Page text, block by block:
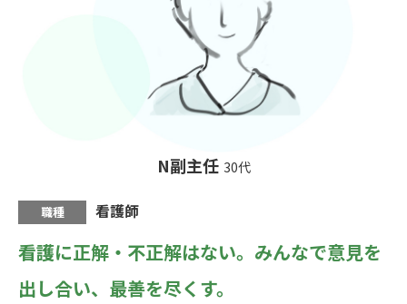
N副主任 30代
職種 看護師
看護に正解・不正解はない。 みんなで意見を
出し合い、最善を尽くす。